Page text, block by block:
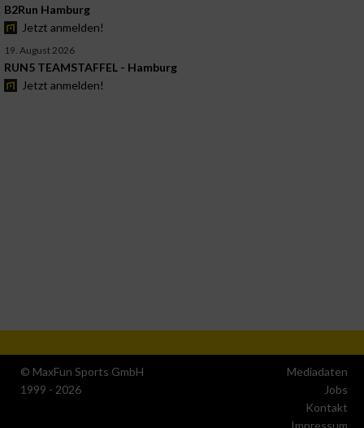
B2Run Hamburg
Jetzt anmelden!
19. August 2026
RUN5 TEAMSTAFFEL - Hamburg
Jetzt anmelden!
© MaxFun Sports GmbH
1999 - 2026
Mediadaten
Jobs
Kontakt